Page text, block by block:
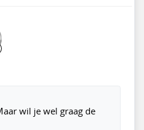
wil je wel graag de